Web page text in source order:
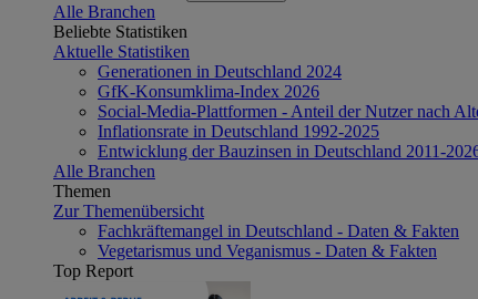
Alle Branchen
Beliebte Statistiken
Aktuelle Statistiken
Generationen in Deutschland 2024
GfK-Konsumklima-Index 2026
Social-Media-Plattformen - Anteil der Nutzer nach
Inflationsrate in Deutschland 1992-2025
Entwicklung der Bauzinsen in Deutschland 2011-
Alle Branchen
Themen
Zur Themenübersicht
Fachkräftemangel in Deutschland - Daten & Fakten
Vegetarismus und Veganismus - Daten & Fakten
Top Report